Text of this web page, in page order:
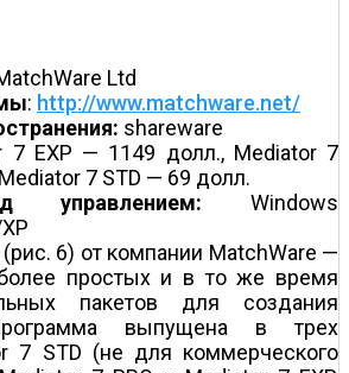
Ltd
: http://www.matchware.net/
shareware
7 EXP — 1149 долл., Mediator 7
7 STD — 69 долл.
управлением: Windows
6) от компании MatchWare —
простых и в то же время
пакетов для создания
выпущена в трех
7 STD (не для коммерческого